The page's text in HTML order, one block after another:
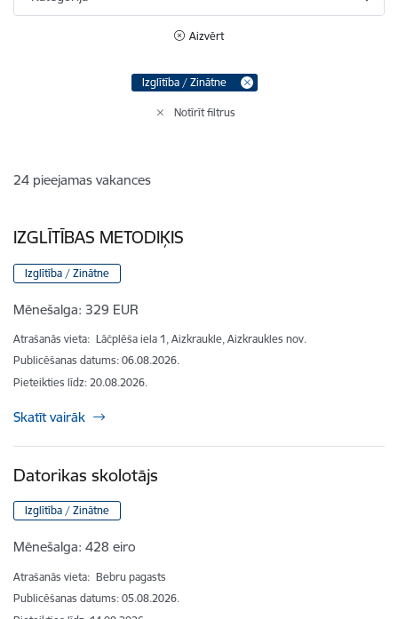
Aizvērt
Izglītība / Zinātne
Notīrīt filtrus
24 pieejamas vakances
IZGLĪTĪBAS METODIĶIS
Izglītība / Zinātne
Mēnešalga: 329 EUR
Atrašanās vieta: Lāčplēša iela 1, Aizkraukle, Aizkraukles nov.
Publicēšanas datums: 06.08.2026.
Pieteikties līdz: 20.08.2026.
Skatīt vairāk
Datorikas skolotājs
Izglītība / Zinātne
Mēnešalga: 428 eiro
Atrašanās vieta: Bebru pagasts
Publicēšanas datums: 05.08.2026.